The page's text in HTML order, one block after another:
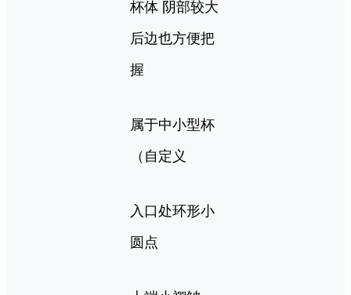
杯体 阴部较大
后边也方便把
握
属于中小型杯
（自定义
入口处环形小
圆点